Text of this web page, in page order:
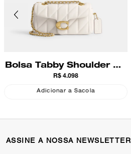
Bolsa Tabby Shoulder 20
With Quilting Coach
R$ 4.098
Adicionar a Sacola
ASSINE A NOSSA NEWSLETTER